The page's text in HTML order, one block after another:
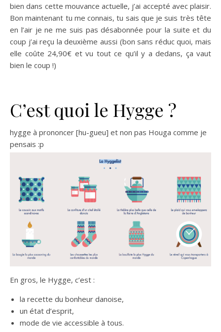
bien dans cette mouvance actuelle, j’ai accepté avec plaisir.
Bon maintenant tu me connais, tu sais que je suis très tête
en l’air je ne me suis pas désabonnée pour la suite et du
coup j’ai reçu la deuxième aussi (bon sans réduc quoi, mais
elle coûte 24,90€ et vu tout ce qu’il y a dedans, ça vaut
bien le coup !)
C’est quoi le Hygge ?
hygge à prononcer [hu-gueu] et non pas Houga comme je
pensais :p
En gros, le Hygge, c’est :
la recette du bonheur danoise,
un état d’esprit,
mode de vie accessible à tous.